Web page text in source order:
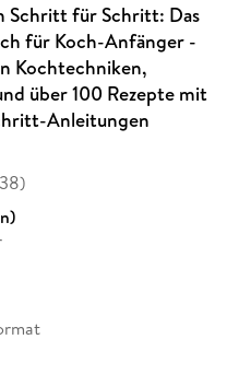
Schritt für Schritt: Das
für Koch-Anfänger -
Kochtechniken,
über 100 Rezepte mit
Anleitungen
)